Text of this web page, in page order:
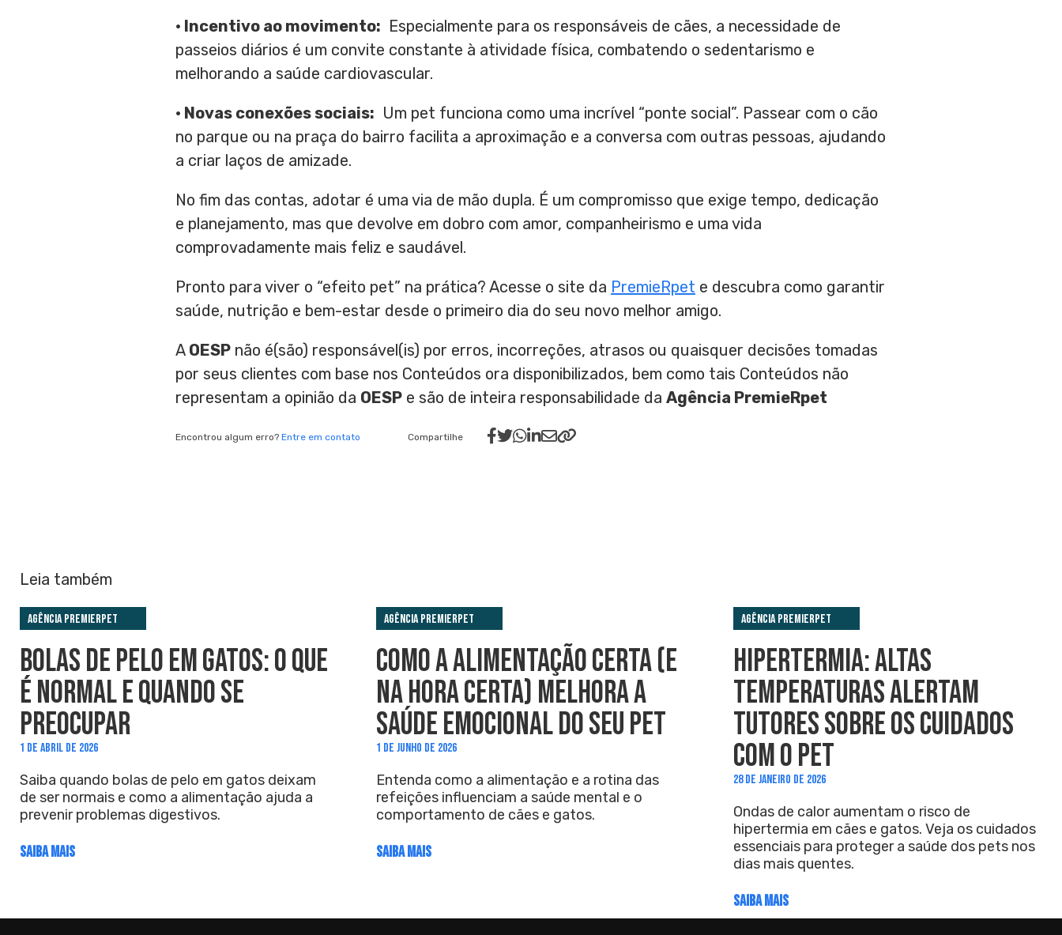
• Incentivo ao movimento: Especialmente para os responsáveis de cães, a necessidade de
passeios diários é um convite constante à atividade física, combatendo o sedentarismo e
melhorando a saúde cardiovascular.
• Novas conexões sociais: Um pet funciona como uma incrível “ponte social”. Passear com o cão
no parque ou na praça do bairro facilita a aproximação e a conversa com outras pessoas, ajudando
a criar laços de amizade.
No fim das contas, adotar é uma via de mão dupla. É um compromisso que exige tempo, dedicação
e planejamento, mas que devolve em dobro com amor, companheirismo e uma vida
comprovadamente mais feliz e saudável.
Pronto para viver o “efeito pet” na prática? Acesse o site da PremieRpet e descubra como garantir
saúde, nutrição e bem-estar desde o primeiro dia do seu novo melhor amigo.
A OESP não é(são) responsável(is) por erros, incorreções, atrasos ou quaisquer decisões tomadas
por seus clientes com base nos Conteúdos ora disponibilizados, bem como tais Conteúdos não
representam a opinião da OESP e são de inteira responsabilidade da Agência PremieRpet
Encontrou algum erro? Entre em contato Compartilhe
Leia também
Agência PremieRpet
BOLAS DE PELO EM GATOS: O QUE
É NORMAL E QUANDO SE
PREOCUPAR
1 DE ABRIL DE 2026
Saiba quando bolas de pelo em gatos deixam
de ser normais e como a alimentação ajuda a
prevenir problemas digestivos.
SAIBA MAIS
Agência PremieRpet
COMO A ALIMENTAÇÃO CERTA (E
NA HORA CERTA) MELHORA A
SAÚDE EMOCIONAL DO SEU PET
1 DE JUNHO DE 2026
Entenda como a alimentação e a rotina das
refeições influenciam a saúde mental e o
comportamento de cães e gatos.
SAIBA MAIS
Agência PremieRpet
HIPERTERMIA: ALTAS
TEMPERATURAS ALERTAM
TUTORES SOBRE OS CUIDADOS
COM O PET
28 DE JANEIRO DE 2026
Ondas de calor aumentam o risco de
hipertermia em cães e gatos. Veja os cuidados
essenciais para proteger a saúde dos pets nos
dias mais quentes.
SAIBA MAIS